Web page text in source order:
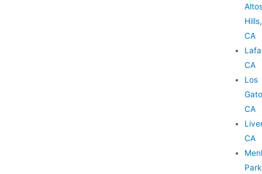
Hills,
CA
CA
Los
CA
CA